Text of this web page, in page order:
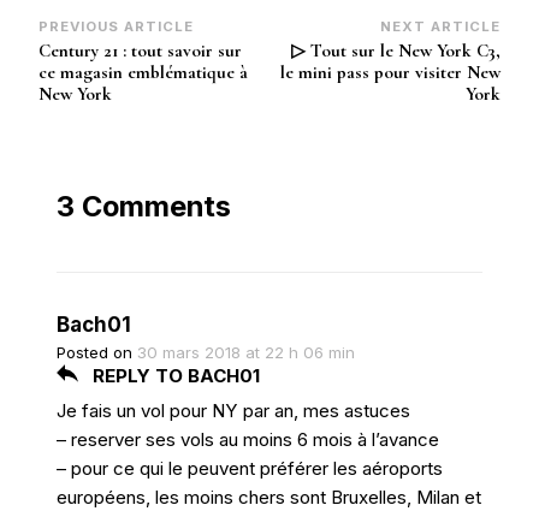
Post
Navigation
PREVIOUS ARTICLE
Century 21 : tout savoir sur
ce magasin emblématique à
New York
NEXT ARTICLE
▷ Tout sur le New York C3,
le mini pass pour visiter New
York
3 Comments
Bach01
Posted on 30 mars 2018 at 22 h 06 min
REPLY TO BACH01
Je fais un vol pour NY par an, mes astuces
– reserver ses vols au moins 6 mois à l’avance
– pour ce qui le peuvent préférer les aéroports
européens, les moins chers sont Bruxelles, Milan et